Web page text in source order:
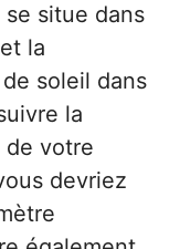
se situe dans
la
soleil dans
la
de votre
devriez